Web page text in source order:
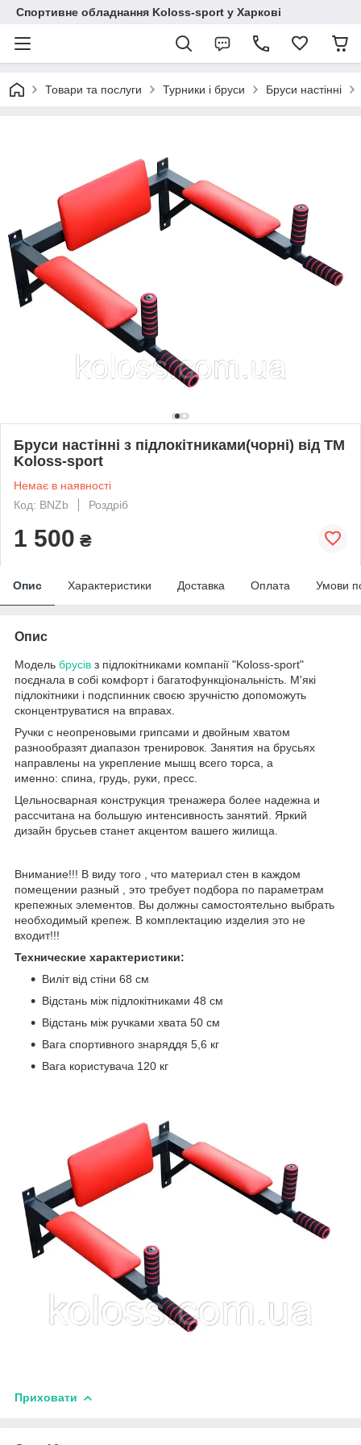
Спортивне обладнання Koloss-sport у Харкові
Товари та послуги Турники і бруси Бруси настінні
Бруси настінні з підлокітниками(чорні) від TM
Koloss-sport
Немає в наявності
Код: BNZb
Роздріб
1 500 ₴
Опис Характеристики Доставка Оплата Умови
Опис
Модель брусів з підлокітниками компанії "Koloss-sport"
поєднала в собі комфорт і багатофункціональність. М'які
підлокітники і подспинник своєю зручністю допоможуть
сконцентруватися на вправах.
Ручки с неопреновыми грипсами и двойным хватом
разнообразят диапазон тренировок. Занятия на брусьях
направлены на укрепление мышц всего торса, а
именно: спина, грудь, руки, пресс.
Цельносварная конструкция тренажера более надежна и
рассчитана на большую интенсивность занятий. Яркий
дизайн брусьев станет акцентом вашего жилища.
Внимание!!! В виду того , что материал стен в каждом
помещении разный , это требует подбора по параметрам
крепежных элементов. Вы должны самостоятельно выбрать
необходимый крепеж. В комплектацию изделия это не
входит!!!
Технические характеристики:
Виліт від стіни 68 см
Відстань між підлокітниками 48 см
Відстань між ручками хвата 50 см
Вага спортивного знаряддя 5,6 кг
Вага користувача 120 кг
Приховати